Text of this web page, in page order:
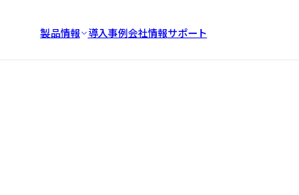
製品情報 導入事例会社情報サポート